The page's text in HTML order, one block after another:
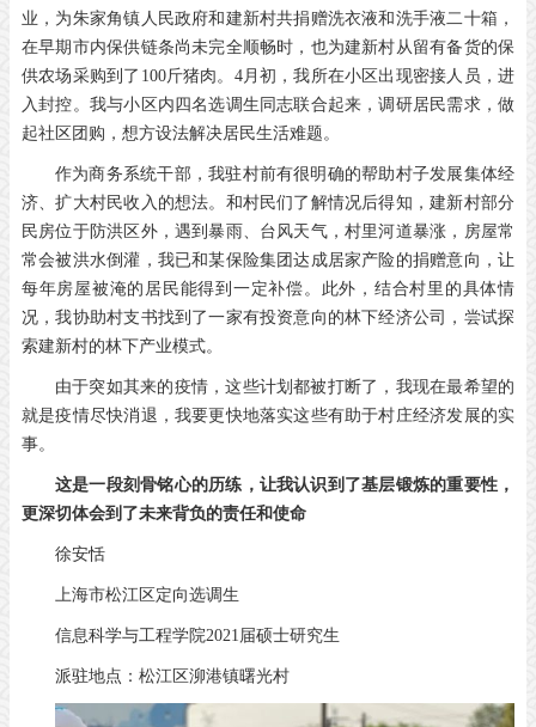
业，为朱家角镇人民政府和建新村共捐赠洗衣液和洗手液二十箱，
在早期市内保供链条尚未完全顺畅时，也为建新村从留有备货的保
供农场采购到了100斤猪肉。4月初，我所在小区出现密接人员，进
入封控。我与小区内四名选调生同志联合起来，调研居民需求，做
起社区团购，想方设法解决居民生活难题。
作为商务系统干部，我驻村前有很明确的帮助村子发展集体经
济、扩大村民收入的想法。和村民们了解情况后得知，建新村部分
民房位于防洪区外，遇到暴雨、台风天气，村里河道暴涨，房屋常
常会被洪水倒灌，我已和某保险集团达成居家产险的捐赠意向，让
每年房屋被淹的居民能得到一定补偿。此外，结合村里的具体情
况，我协助村支书找到了一家有投资意向的林下经济公司，尝试探
索建新村的林下产业模式。
由于突如其来的疫情，这些计划都被打断了，我现在最希望的
就是疫情尽快消退，我要更快地落实这些有助于村庄经济发展的实
事。
这是一段刻骨铭心的历练，让我认识到了基层锻炼的重要性，
更深切体会到了未来背负的责任和使命
徐安恬
上海市松江区定向选调生
信息科学与工程学院2021届硕士研究生
派驻地点：松江区泖港镇曙光村